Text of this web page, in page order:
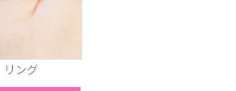
リュック